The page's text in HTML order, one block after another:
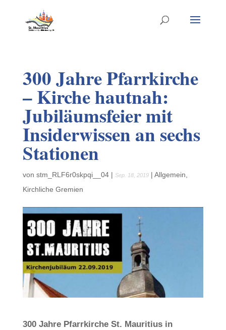
300 Jahre Pfarrkirche
– Kirche hautnah:
Jubiläumsfeier mit
Insiderwissen an sechs
Stationen
von stm_RLF6r0skpqi__04| Sep. 18, 2019| Allgemein
Kirchliche Gremien
300 Jahre Pfarrkirche St. Mauritius in